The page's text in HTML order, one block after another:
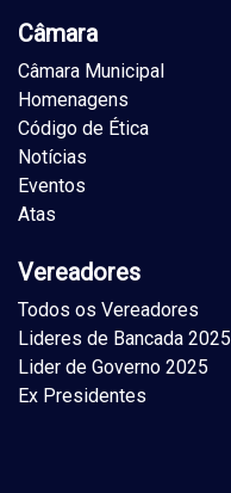
Câmara
Câmara Municipal
Homenagens
Código de Ética
Notícias
Eventos
Atas
Vereadores
Todos os Vereadores
Lideres de Bancada 2025
Lider de Governo 2025
Ex Presidentes